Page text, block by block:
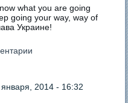
what you are going
going your way, way of
Украине!
2014 - 16:32